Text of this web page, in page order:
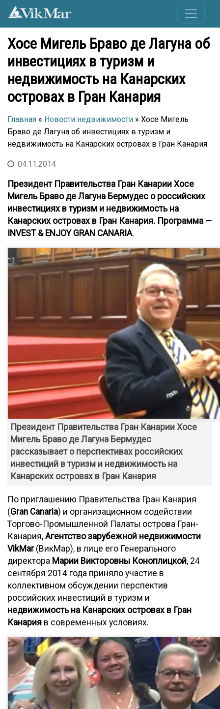
Хосе Мигель Браво де Лагуна об
инвестициях в туризм и
недвижимость на Канарских
островах в Гран Канария
Главная » Новости недвижимости » Хосе Мигель
Браво де Лагуна об инвестициях в туризм и
недвижимость на Канарских островах в Гран Канария
04.11.2014
Президент Правительства Гран Канарии Хосе
Мигель Браво де Лагуна Бермудес о российских
инвестициях в туризм и недвижимость на
Канарских островах в Гран Канария. Программа —
INVEST & ENJOY GRAN CANARIA.
Президент Правительства Гран Канарии Хосе
Мигель Браво де Лагуна Бермудес
рассказывает о перспективах российских
инвестиций в туризм и недвижимость на
Канарских островах в Гран Канария
По приглашению Правительства Гран Канария
(Gran Canaria) и организационном содействии
Торгово-Промышленной Палаты острова Гран-
Канария, Агентство зарубежной недвижимости
VikMar(ВикМар), в лице его Генерального
директора Марии Викторовны Коноплицкой, 24
сентября 2014 года приняло участие в
коллективном обсуждении перспектив
российских инвестиций в туризм и
недвижимость на Канарских островах в Гран
Канария в современных условиях.